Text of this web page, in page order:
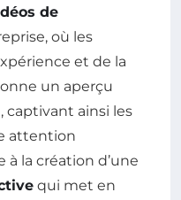
de
où les
et de la
un aperçu
ainsi les
attention
la création d’une
qui met en